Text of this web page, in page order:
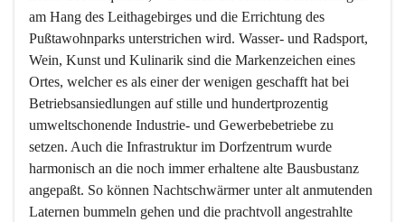
am Hang des Leithagebirges und die Errichtung des
Pußtawohnparks unterstrichen wird. Wasser- und Radsport,
Wein, Kunst und Kulinarik sind die Markenzeichen eines
Ortes, welcher es als einer der wenigen geschafft hat bei
Betriebsansiedlungen auf stille und hundertprozentig
umweltschonende Industrie- und Gewerbebetriebe zu
setzen. Auch die Infrastruktur im Dorfzentrum wurde
harmonisch an die noch immer erhaltene alte Bausbustanz
angepaßt. So können Nachtschwärmer unter alt anmutenden
Laternen bummeln gehen und die prachtvoll angestrahlte